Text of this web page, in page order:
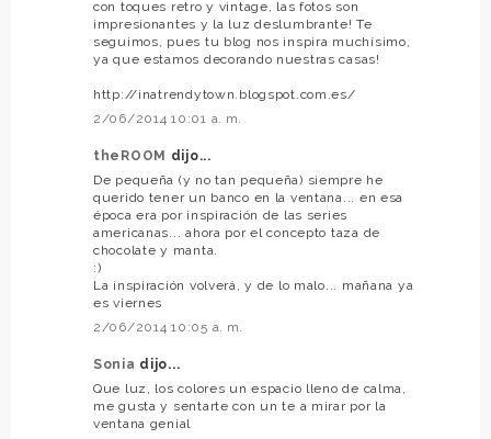
con toques retro y vintage, las fotos son
impresionantes y la luz deslumbrante! Te
seguimos, pues tu blog nos inspira muchísimo,
ya que estamos decorando nuestras casas!
http://inatrendytown.blogspot.com.es/
2/06/2014 10:01 a. m.
theROOM dijo...
De pequeña (y no tan pequeña) siempre he
querido tener un banco en la ventana... en esa
época era por inspiración de las series
americanas... ahora por el concepto taza de
chocolate y manta.
:)
La inspiración volverá, y de lo malo... mañana ya
es viernes
2/06/2014 10:05 a. m.
Sonia dijo...
Que luz, los colores un espacio lleno de calma,
me gusta y sentarte con un te a mirar por la
ventana genial